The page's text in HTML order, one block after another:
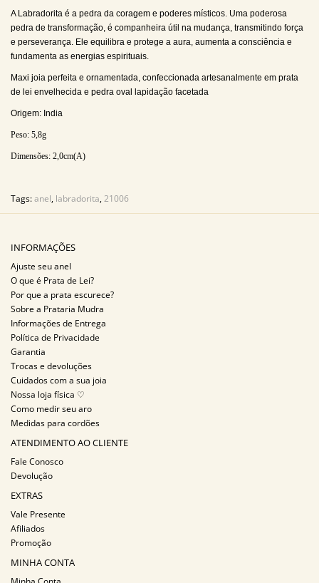
A Labradorita é a pedra da coragem e poderes místicos. Uma poderosa
pedra de transformação, é companheira útil na mudança, transmitindo força
e perseverança. Ele equilibra e protege a aura, aumenta a consciência e
fundamenta as energias espirituais.
Maxi joia perfeita e ornamentada, confeccionada artesanalmente em prata
de lei envelhecida e pedra oval lapidação facetada
Origem: India
Peso: 5,8g
Dimensões: 2,0cm(A)
Tags:anel, labradorita,21006
INFORMAÇÕES
Ajuste seu anel
O que é Prata de Lei?
Por que a prata escurece?
Sobre a Prataria Mudra
Informações de Entrega
Política de Privacidade
Garantia
Trocas e devoluções
Cuidados com a sua joia
Nossa loja física ♡
Como medir seu aro
Medidas para cordões
ATENDIMENTO AO CLIENTE
Fale Conosco
Devolução
EXTRAS
Vale Presente
Afiliados
Promoção
MINHA CONTA